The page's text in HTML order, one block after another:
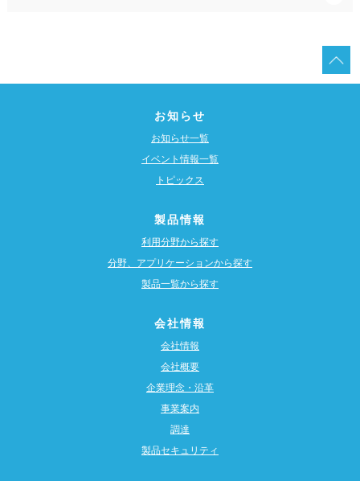
お知らせ
お知らせ一覧
イベント情報一覧
トピックス
製品情報
利用分野から探す
分野、アプリケーションから探す
製品一覧から探す
会社情報
会社情報
会社概要
企業理念・沿革
事業案内
調達
製品セキュリティ